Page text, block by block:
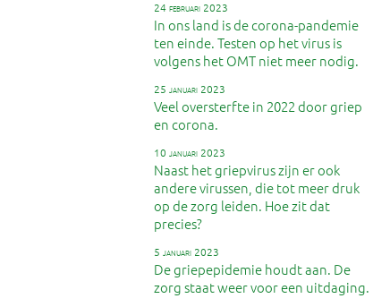
24 februari 2023
In ons land is de corona-pandemie
ten einde. Testen op het virus is
volgens het OMT niet meer nodig.
25 januari 2023
Veel oversterfte in 2022 door griep
en corona.
10 januari 2023
Naast het griepvirus zijn er ook
andere virussen, die tot meer druk
op de zorg leiden. Hoe zit dat
precies?
5 januari 2023
De griepepidemie houdt aan. De
zorg staat weer voor een uitdaging.